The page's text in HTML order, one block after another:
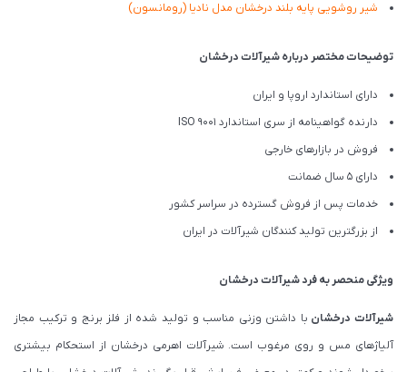
شیر روشویی پایه بلند درخشان مدل نادیا (رومانسون)
توضیحات مختصر درباره شیرآلات درخشان
دارای استاندارد اروپا و ایران
دارنده گواهینامه از سری استاندارد ISO 9001
فروش در بازارهای خارجی
دارای 5 سال ضمانت
خدمات پس از فروش گسترده در سراسر کشور
از بزرگترین تولید کنندگان شیرآلات در ایران
ویژگی منحصر به فرد شیرآلات درخشان
شیرآلات درخشان با داشتن وزنی مناسب و تولید شده از فلز برنج و ترکیب مجاز
آلیاژهای مس و روی مرغوب است. شیرآلات اهرمی درخشان از استحکام بیشتری